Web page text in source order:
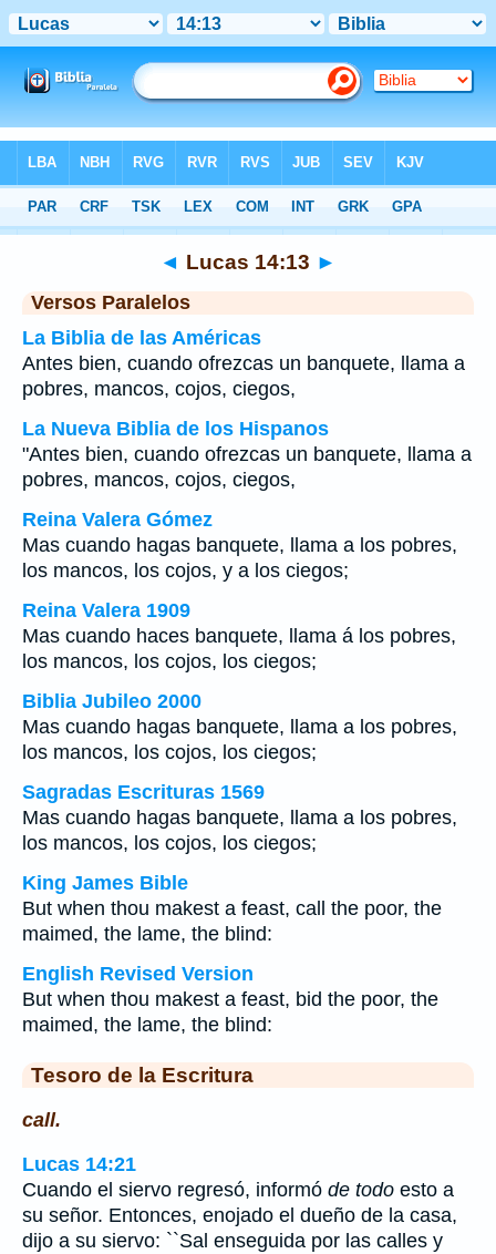
>Lucas > Capítulo 14> Verso 13
◄ Lucas 14:13 ►
Versos Paralelos
La Biblia de las Américas
Antes bien, cuando ofrezcas un banquete, llama a
pobres, mancos, cojos, ciegos,
La Nueva Biblia de los Hispanos
"Antes bien, cuando ofrezcas un banquete, llama a
pobres, mancos, cojos, ciegos,
Reina Valera Gómez
Mas cuando hagas banquete, llama a los pobres,
los mancos, los cojos, y a los ciegos;
Reina Valera 1909
Mas cuando haces banquete, llama á los pobres,
los mancos, los cojos, los ciegos;
Biblia Jubileo 2000
Mas cuando hagas banquete, llama a los pobres,
los mancos, los cojos, los ciegos;
Sagradas Escrituras 1569
Mas cuando hagas banquete, llama a los pobres,
los mancos, los cojos, los ciegos;
King James Bible
But when thou makest a feast, call the poor, the
maimed, the lame, the blind:
English Revised Version
But when thou makest a feast, bid the poor, the
maimed, the lame, the blind:
Tesoro de la Escritura
call.
Lucas 14:21
Cuando el siervo regresó, informó de todo esto a
su señor. Entonces, enojado el dueño de la casa,
dijo a su siervo: ``Sal enseguida por las calles y